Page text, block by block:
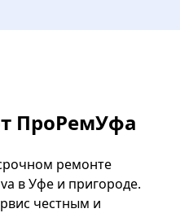
ПроРемУфа
ремонте
в Уфе и пригороде.
честным и